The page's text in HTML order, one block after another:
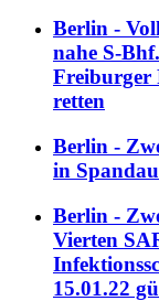
Berlin -
nahe S-
Freiburger
retten
Berlin -
in Spandau
Berlin -
Vierten
15.01.22